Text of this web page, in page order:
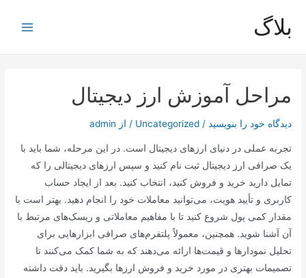
محتوا
بلاگ
مراحل آموزش ارز دیجیتال
دیدگاه‌ خود را بنویسید /
Uncategorized / از admin
تجربه عملی در دنیای ارزهای دیجیتال است. در این مرحله، شما باید با
یک صرافی ارز دیجیتال ثبت نام کنید و سپس ارزهای دیجیتالی را که
تمایل دارید خرید و فروش کنید، انتخاب کنید. بعد از ایجاد حساب
کاربری و تأیید هویت، می‌توانید معاملات خود را انجام دهید. بهتر است با
مقدار کمی پول شروع کنید تا با مفاهیم معاملاتی و ریسک‌های مرتبط با
آن آشنا شوید. همچنین، معمولاً پلتفرم‌های صرافی ابزارهایی برای
تحلیل نمودارها و قیمت‌ها ارائه می‌دهند که به شما کمک می‌کنند تا
تصمیمات بهتری در مورد خرید و فروش ارزها بگیرید. باید دقت داشته